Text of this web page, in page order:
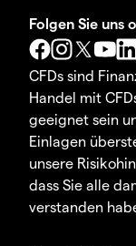
Folgen Sie uns
CFDs sind
Handel mit
geeignet sein
Einlagen
unsere
dass Sie alle
verstanden